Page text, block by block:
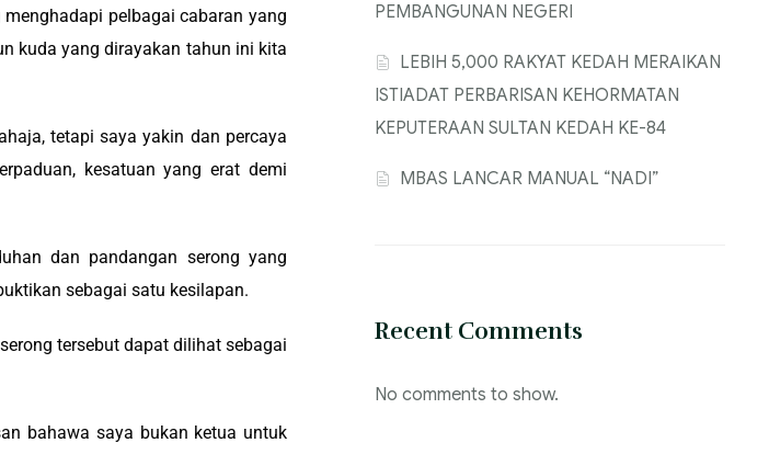
menghadapi pelbagai cabaran yang
kuda yang dirayakan tahun ini kita
tetapi saya yakin dan percaya
kesatuan yang erat demi
dan pandangan serong yang
sebagai satu kesilapan.
tersebut dapat dilihat sebagai
bahawa saya bukan ketua untuk
PEMBANGUNAN NEGERI
‎LEBIH 5,000 RAKYAT KEDAH MERAIKAN
ISTIADAT PERBARISAN KEHORMATAN
KEPUTERAAN SULTAN KEDAH KE-84
MBAS LANCAR MANUAL “NADI”
Recent Comments
No comments to show.